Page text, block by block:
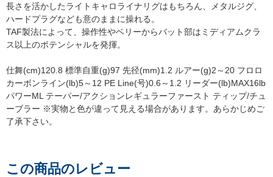
長さを活かしたライトキャロライナリグはもちろん、メタルジグ、
ハードプラグなども意のままに操れる。
TAF製法によって、操作性やベリーからバット部はミディアムクラ
ス以上のポテンシャルを発揮。
仕舞(cm)120.8 標準自重(g)97 先径(mm)1.2 ルアー(g)2～20 フロロ
カーボンライン(lb)5～12 PE Line(号)0.6～1.2 リーダー(lb)MAX16lb
パワーML テーパー/アクションレギュラーファースト ティップ/チュ
ーブラー ※実物と色が違って見える場合があります。あらかじめご
了承下さい。
この商品のレビュー